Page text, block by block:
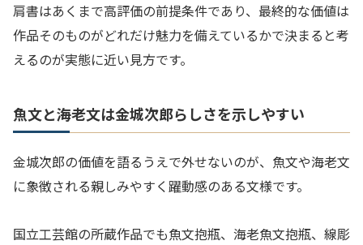
肩書はあくまで高評価の前提条件であり、最終的な価値は
作品そのものがどれだけ魅力を備えているかで決まると考
えるのが実態に近い見方です。
魚文と海老文は金城次郎らしさを示しやすい
金城次郎の価値を語るうえで外せないのが、魚文や海老文
に象徴される親しみやすく躍動感のある文様です。
国立工芸館の所蔵作品でも魚文抱瓶、海老魚文抱瓶、線彫